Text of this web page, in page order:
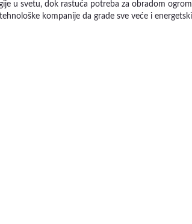
u svetu, dok rastuća potreba za obradom
kompanije da grade sve veće i